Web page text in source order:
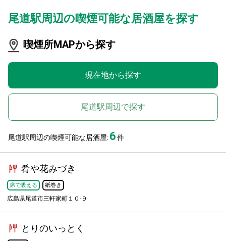
尾道駅周辺の喫煙可能な居酒屋を探す
喫煙所MAPから探す
現在地から探す
尾道駅周辺で探す
尾道駅周辺の喫煙可能な居酒屋: 6件
肴や花みづき
席で吸える 紙巻き
広島県尾道市三軒家町１０-９
とりのいっとく